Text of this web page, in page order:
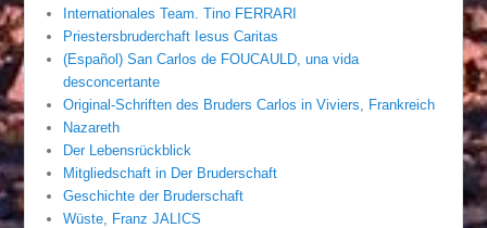
Internationales Team. Tino FERRARI
Priestersbruderchaft Iesus Caritas
(Español) San Carlos de FOUCAULD, una vida
desconcertante
Original-Schriften des Bruders Carlos in Viviers, Frankreich
Nazareth
Der Lebensrückblick
Mitgliedschaft in Der Bruderschaft
Geschichte der Bruderschaft
Wüste, Franz JALICS